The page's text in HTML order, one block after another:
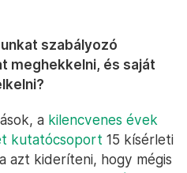
szabályozó
meghekkelni, és saját
a kilencvenes évek
kutatócsoport 15 kísérleti
azt kideríteni, hogy mégis